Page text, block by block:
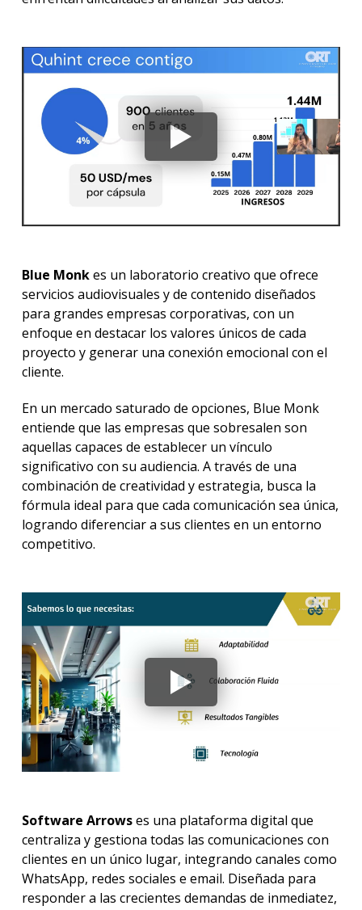
Blue Monkes un laboratorio creativo que ofrece
servicios audiovisuales y de contenido diseñados
para grandes empresas corporativas, con un
enfoque en destacar los valores únicos de cada
proyecto y generar una conexión emocional con el
cliente.
En un mercado saturado de opciones, Blue Monk
entiende que las empresas que sobresalen son
aquellas capaces de establecer un vínculo
significativo con su audiencia. A través de una
combinación de creatividad y estrategia, busca la
fórmula ideal para que cada comunicación sea única,
logrando diferenciar a sus clientes en un entorno
competitivo.
Software Arrowses una plataforma digital que
centraliza y gestiona todas las comunicaciones con
clientes en un único lugar, integrando canales como
WhatsApp, redes sociales e email. Diseñada para
responder a las crecientes demandas de inmediatez,